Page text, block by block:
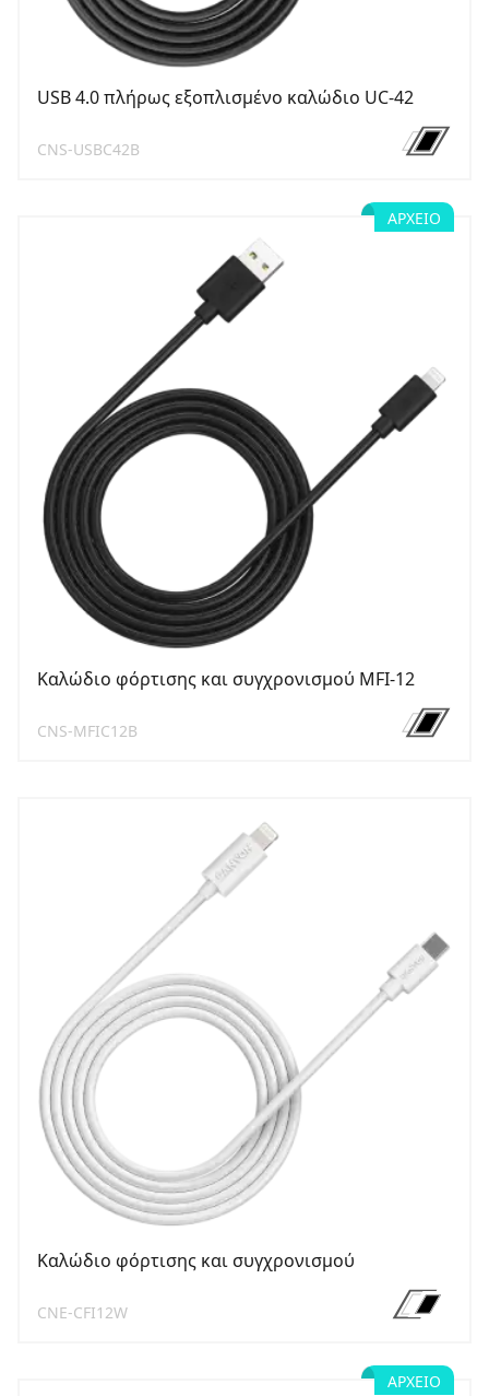
USB 4.0 πλήρως εξοπλισμένο καλώδιο UC-42
CNS-USBC42B
ΑΡΧΕΊΟ
Καλώδιο φόρτισης και συγχρονισμού MFI-12
CNS-MFIC12B
Καλώδιο φόρτισης και συγχρονισμού
CNE-CFI12W
ΑΡΧΕΊΟ